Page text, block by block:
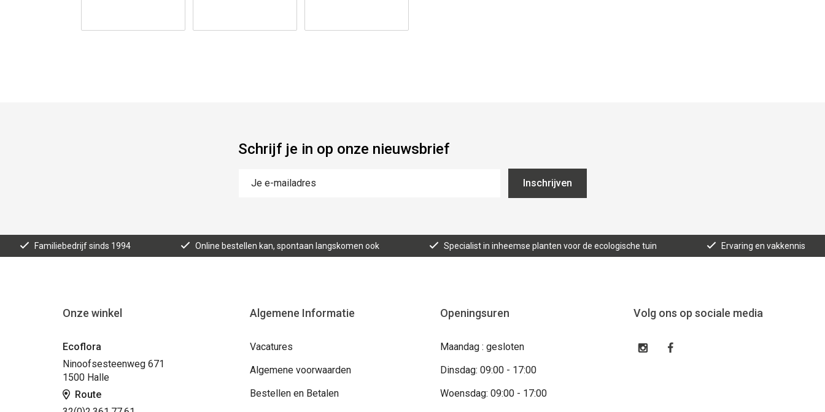
Schrijf je in op onze nieuwsbrief
Inschrijven
Familiebedrijf sinds 1994 Online bestellen kan, spontaan langskomen ook Specialist in inheemse planten voor de ecologische tuin Ervaring en vakkennis
Onze winkel
Ecoflora
Ninoofsesteenweg 671
1500 Halle
Route
Algemene Informatie
Vacatures
Algemene voorwaarden
Bestellen en Betalen
Openingsuren
Maandag : gesloten
Dinsdag: 09:00 - 17:00
Woensdag: 09:00 - 17:00
Volg ons op sociale media